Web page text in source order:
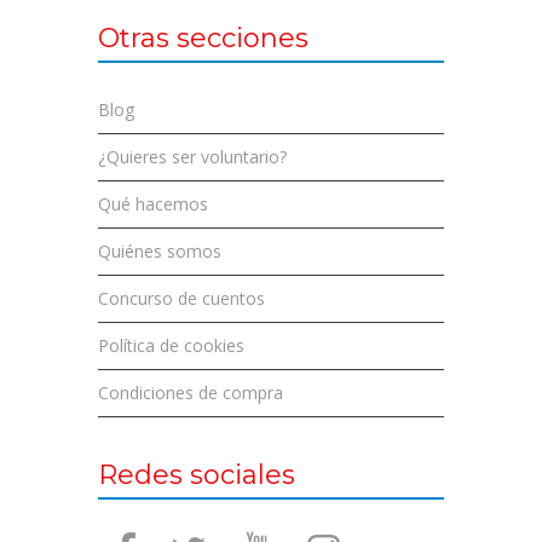
Otras secciones
Blog
¿Quieres ser voluntario?
Qué hacemos
Quiénes somos
Concurso de cuentos
Política de cookies
Condiciones de compra
Redes sociales